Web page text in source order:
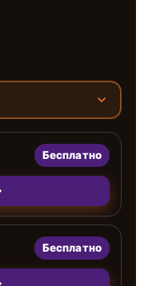
Бесплатно
Бесплатно